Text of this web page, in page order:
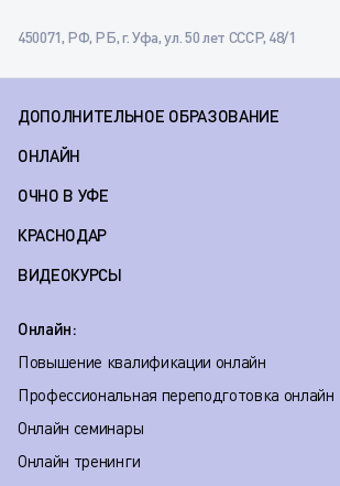
450071, РФ, РБ, г. Уфа, ул. 50 лет СССР, 48/1
ДОПОЛНИТЕЛЬНОЕ ОБРАЗОВАНИЕ
ОНЛАЙН
ОЧНО В УФЕ
КРАСНОДАР
ВИДЕОКУРСЫ
Онлайн:
Повышение квалификации онлайн
Профессиональная переподготовка онлайн
Онлайн семинары
Онлайн тренинги